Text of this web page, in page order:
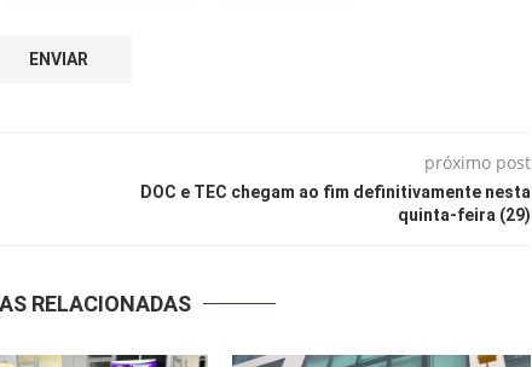
próximo post
DOC e TEC chegam ao fim definitivamente nesta
quinta-feira (29)
RELACIONADAS